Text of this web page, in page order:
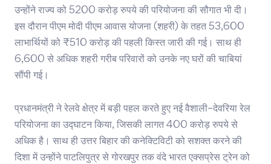
उन्होंने राज्य को 5200 करोड़ रुपये की परियोजना की सौगात भी दी।
इस दौरान पीएम मोदी पीएम आवास योजना (शहरी) के तहत 53,600
लाभार्थियों को ₹510 करोड़ की पहली किस्त जारी की गई। साथ ही
6,600 से अधिक शहरी गरीब परिवारों को उनके नए घरों की चाबियां
सौंपी गई।
प्रधानमंत्री ने रेलवे क्षेत्र में बड़ी पहल करते हुए नई वैशाली–देवरिया रेल
परियोजना का उद्घाटन किया, जिसकी लागत 400 करोड़ रुपये से
अधिक है। साथ ही उत्तर बिहार की कनेक्टिविटी को सशक्त करने की
दिशा में उन्होंने पाटलिपुत्र से गोरखपुर तक वंदे भारत एक्सप्रेस ट्रेन को